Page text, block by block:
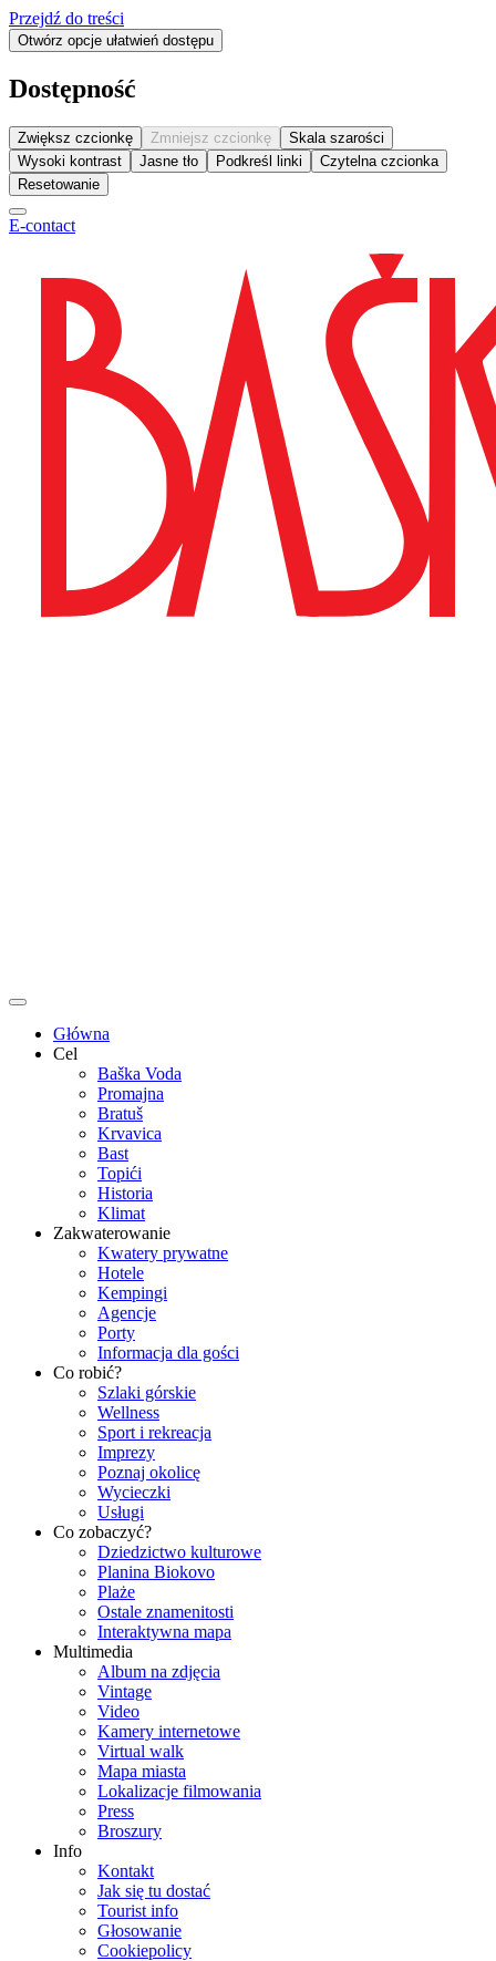
Przejdź do treści
Otwórz opcje ułatwień dostępu
Dostępność
Zwiększ czcionkę Zmniejsz czcionkę
Skala szarości
Wysoki kontrast
Jasne tło Podkreśl linki
Czytelna czcionka
Resetowanie
E-contact
Główna
Cel
Baška Voda
Promajna
Bratuš
Krvavica
Bast
Topići
Historia
Klimat
Zakwaterowanie
Kwatery prywatne
Hotele
Kempingi
Agencje
Porty
Informacja dla gości
Co robić?
Szlaki górskie
Wellness
Sport i rekreacja
Imprezy
Poznaj okolicę
Wycieczki
Usługi
Co zobaczyć?
Dziedzictwo kulturowe
Planina Biokovo
Plaże
Ostale znamenitosti
Interaktywna mapa
Multimedia
Album na zdjęcia
Vintage
Video
Kamery internetowe
Virtual walk
Mapa miasta
Lokalizacje filmowania
Press
Broszury
Info
Kontakt
Jak się tu dostać
Tourist info
Głosowanie
Cookiepolicy